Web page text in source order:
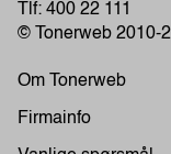
Tlf: 400 22 111
© Tonerweb 2010-
Om Tonerweb
Firmainfo